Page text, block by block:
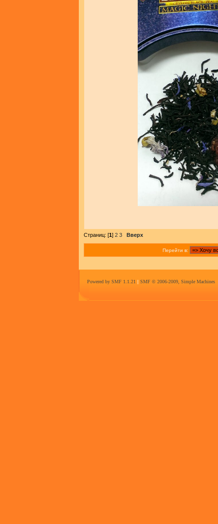
Страниц: [1] 2 3 Вверх
Перейти в:
Powered by SMF 1.1.21 | SMF © 2006-2009, Simple Machines